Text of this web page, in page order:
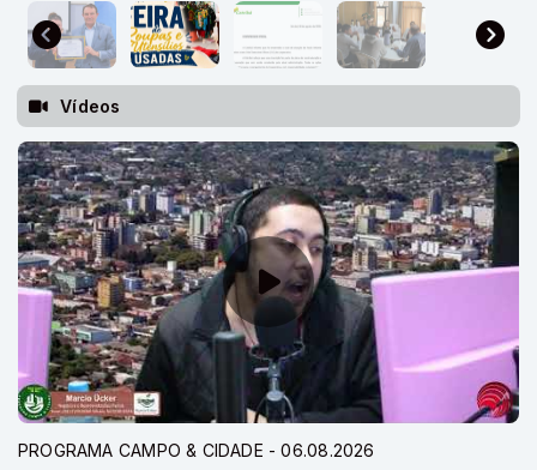
Vídeos
PROGRAMA CAMPO & CIDADE - 06.08.2026